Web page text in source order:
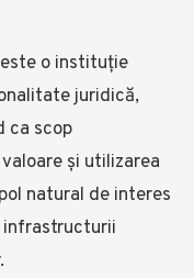
o instituție
juridică,
ca scop
și utilizarea
natural de interes
infrastructurii